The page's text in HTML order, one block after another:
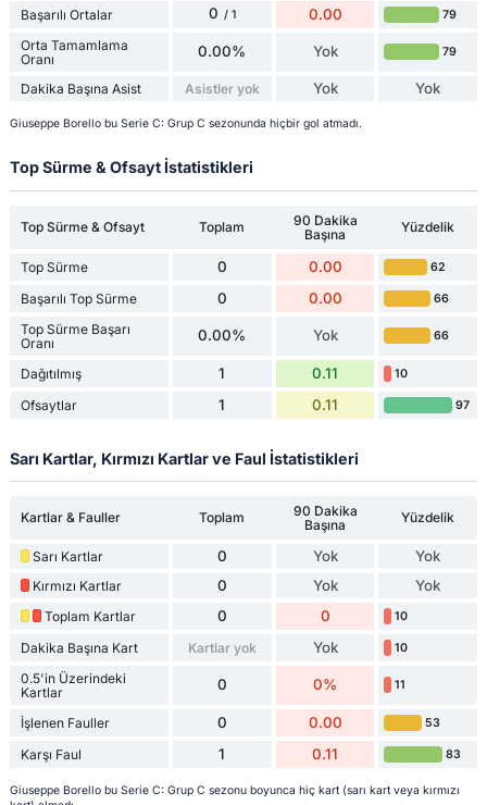
Başarılı Ortalar 0 / 1 0.00 79
Orta Tamamlama
Oranı
0.00% Yok 79
Dakika Başına Asist Asistler yok Yok Yok
Giuseppe Borello bu Serie C: Grup C sezonunda hiçbir gol atmadı.
Top Sürme & Ofsayt İstatistikleri
Top Sürme & Ofsayt Toplam
90 Dakika
Başına
Yüzdelik
Top Sürme 0 0.00 62
Başarılı Top Sürme 0 0.00 66
Top Sürme Başarı
Oranı
0.00% Yok 66
Dağıtılmış 1 0.11 10
Ofsaytlar 1 0.11 97
Sarı Kartlar, Kırmızı Kartlar ve Faul İstatistikleri
Kartlar & Fauller Toplam
90 Dakika
Başına
Yüzdelik
Sarı Kartlar 0 Yok Yok
Kırmızı Kartlar 0 Yok Yok
Toplam Kartlar 0 0 10
Dakika Başına Kart Kartlar yok Yok 10
0.5'in Üzerindeki
Kartlar
0 0% 11
İşlenen Fauller 0 0.00 53
Karşı Faul 1 0.11 83
Giuseppe Borello bu Serie C: Grup C sezonu boyunca hiç kart (sarı kart veya kırmızı